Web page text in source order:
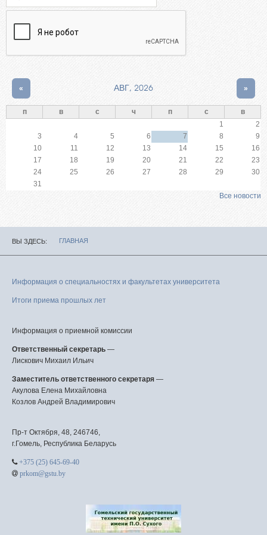
АВГ, 2026
« »
п в с ч п с
в
1
2
3
4 5 6 7 8
9
10
11 12 13 14 15
16
17
18 19 20 21 22
23
24
25 26 27 28 29
30
31
Все новости
ВЫ ЗДЕСЬ ГЛАВНАЯ
Информация о специальностях и факультетах университета
Итоги приема прошлых лет
Информация о приемной комиссии
Ответственный секретарь —
Лискович Михаил Ильич
Заместитель ответственного секретаря —
Акулова Елена Михайловна
Козлов Андрей Владимирович
Пр-т Октября, 48, 246746,
г.Гомель, Республика Беларусь
+375 (25) 645-69-40
prkom@gstu.by